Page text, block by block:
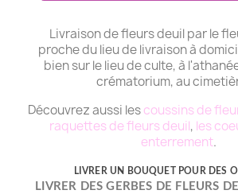
Livraison de fleurs deuil par le
proche du lieu de livraison à
bien sur le lieu de culte, à
crématorium, au
Découvrez aussi lescoussins de
raquettes de fleurs deuil, les
enterrement.
LIVRER UN BOUQUET POUR DES
LIVRER DES GERBES DE FLEURS